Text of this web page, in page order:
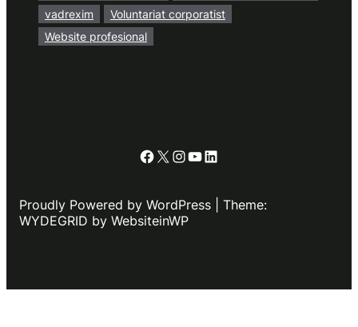
vadrexim
Voluntariat corporatist
Website profesional
Facebook
X Instagram
YouTube
LinkedIn
Proudly Powered by WordPress | Theme:
WYDEGRID by WebsiteinWP